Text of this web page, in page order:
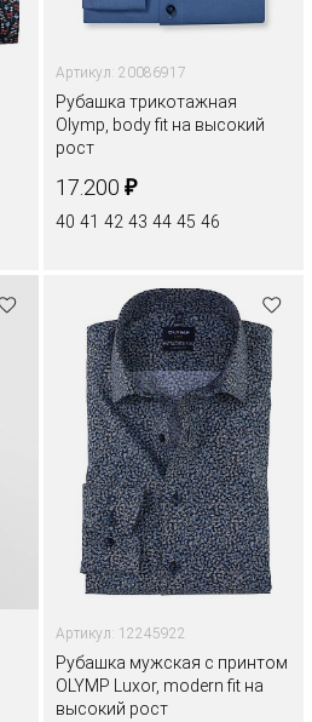
Артикул: 20086917
Рубашка трикотажная
Olymp, body fit на высокий
рост
17.200 ₽
40 41 42 43 44 45 46
Артикул: 12245922
Рубашка мужская с принтом
OLYMP Luxor, modern fit на
высокий рост